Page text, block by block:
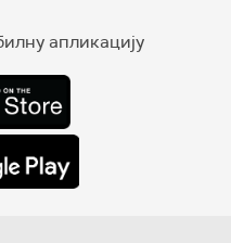
апликацију